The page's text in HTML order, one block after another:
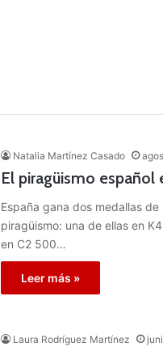
Natalia Martínez Casado
El piragüismo español
España gana dos medallas de
piragüismo: una de ellas en
en C2 500…
Leer más »
Laura Rodríguez Martínez